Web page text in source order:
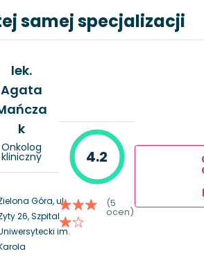
samej specjalizacji
lek.
Agata
k
Onkolog
kliniczny
Góra, ul.
26, Szpital
im.
4.2
(5
ocen)